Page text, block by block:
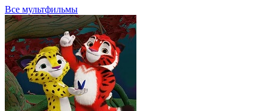
Все мультфильмы